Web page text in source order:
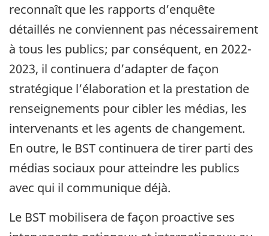
reconnaît que les rapports d’enquête
détaillés ne conviennent pas nécessairement
à tous les publics; par conséquent, en 2022-
2023, il continuera d’adapter de façon
stratégique l’élaboration et la prestation de
renseignements pour cibler les médias, les
intervenants et les agents de changement.
En outre, le BST continuera de tirer parti des
médias sociaux pour atteindre les publics
avec qui il communique déjà.
Le BST mobilisera de façon proactive ses